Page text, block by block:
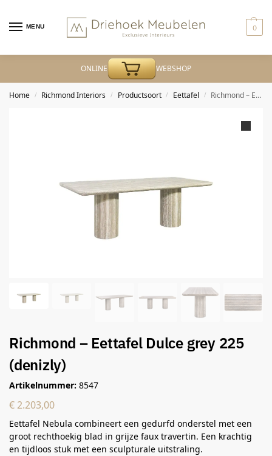
MENU 0
ONLINE WEBSHOP
Home / Richmond Interiors / Productsoort / Eettafel / Richmond – Eettafel Dulce grey 225 (denizly)
Richmond – Eettafel Dulce grey 225
(denizly)
Artikelnummer: 8547
€2.203,00
Eettafel Nebula combineert een gedurfd onderstel met een
groot rechthoekig blad in grijze faux travertin. Een krachtig
en tijdloos stuk met een sculpturale uitstraling.